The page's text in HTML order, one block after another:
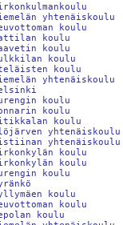
koulu
koulu
koulu
koulu
Helsinki
koulu
koulu
koulu
koulu
koulu
koulu
koulu
koulu
koulu